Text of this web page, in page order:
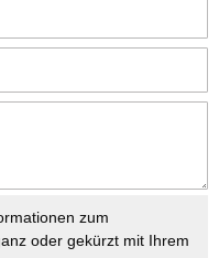
zum
oder gekürzt mit Ihrem